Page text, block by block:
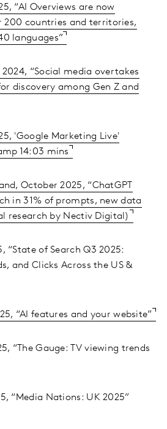
“AI Overviews are now
200 countries and territories,
languages”
2024, “Social media overtakes
discovery among Gen Z and
'Google Marketing Live'
14:03 mins
October 2025, “ChatGPT
in 31% of prompts, new data
research by Nectiv Digital)
“State of Search Q3 2025:
and Clicks Across the US &
“AI features and your website”
“The Gauge: TV viewing trends
“Media Nations: UK 2025”